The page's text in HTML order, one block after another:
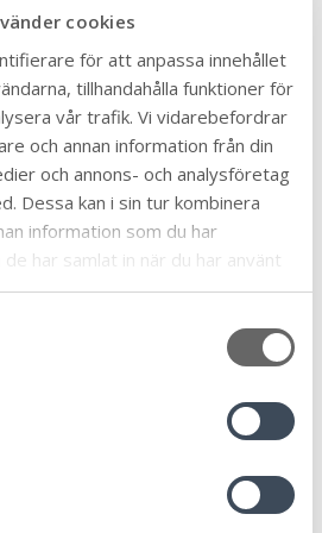
cookies
för att anpassa innehållet
tillhandahålla funktioner för
vår trafik. Vi vidarebefordrar
och annan information från din
och annons- och analysföretag
Dessa kan i sin tur kombinera
information som du har
har samlat in när du har använt
går också att få
Mörbylånga kommun
enkätsvar, endast det
i december.
08-24 Publicerad:2023-08-24
Skriv